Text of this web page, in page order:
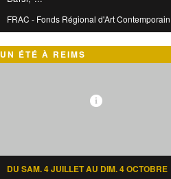
FRAC - Fonds Régional d'Art Contemporain
UN ÉTÉ À REIMS
DU SAM. 4 JUILLET AU DIM. 4 OCTOBRE